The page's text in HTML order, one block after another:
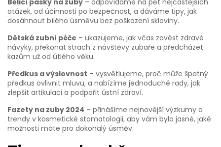
Bělicí pásky na zuby – odpovídáme na pět nejčastějších
otázek, od účinnosti po bezpečnost, a dáváme tipy, jak
dosáhnout bílého úsměvu bez poškození skloviny.
Dětská zubní péče – ukazujeme, jak včas zavést zdravé
návyky, překonat strach z návštěvy zubaře a předcházet
kazům už od útlého věku.
Předkus a výslovnost – vysvětlujeme, proč může špatný
předkus ovlivnit mluvu, a nabízíme jednoduché rady, jak
zlepšit artikulaci a podpořit ústní zdraví.
Fazety na zuby 2024 – přinášíme nejnovější výzkumy a
trendy v kosmetické stomatologii, aby vám bylo jasné, jaké
možnosti máte pro dokonalý úsměv.